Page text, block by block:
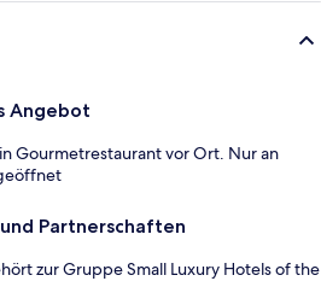
Angebot
Gourmetrestaurant vor Ort. Nur an
Partnerschaften
zur Gruppe Small Luxury Hotels of the